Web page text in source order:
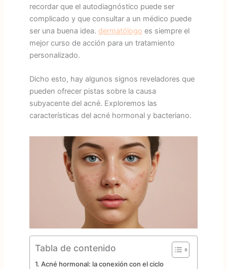
recordar que el autodiagnóstico puede ser
complicado y que consultar a un médico puede
ser una buena idea. dermatólogo es siempre el
mejor curso de acción para un tratamiento
personalizado.
Dicho esto, hay algunos signos reveladores que
pueden ofrecer pistas sobre la causa
subyacente del acné. Exploremos las
características del acné hormonal y bacteriano.
Tabla de contenido
Acné hormonal: la conexión con el ciclo